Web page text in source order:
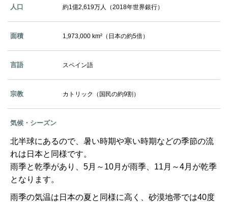
人口 約1億2,619万人（2018年世界銀行）
面積 1,973,000 km²（日本の約5倍）
言語 スペイン語
宗教 カトリック（国民の約9割）
気候・シーズン
北半球にあるので、暑い時期や寒い時期などの季節の流
れは日本と同様です。
雨季と乾季があり、5月～10月が雨季、11月～4月が乾季
となります。
雨季の気温は日本の夏と同様に高く、砂漠地帯では40度